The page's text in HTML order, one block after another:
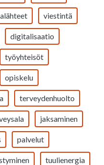
viestintä
digitalisaatio
työyhteisöt
opiskelu
terveydenhuolto
jaksaminen
palvelut
tuulienergia